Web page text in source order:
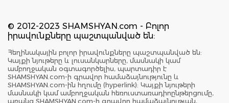
© 2012-2023 SHAMSHYAN.com - Բոլոր
իրավունքները պաշտպանված են:
Հեղինակային բոլոր իրավունքները պաշտպանված են:
Կայքի նյութերը և լուսանկարները, մասնակի կամ
ամբողջական օգտագործելիս, պարտադիր է
SHAMSHYAN.com-ի գրավոր համաձայնությունը և
SHAMSHYAN.com-ին հղումը (hyperlink): Կայքի նյութերի
մասնակի կամ ամբողջական հեռուստառադիոընթերցումը,
առանց SHAMSHYAN.com-ի գրավոր համաձայնության,